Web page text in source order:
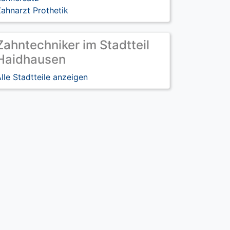
Prothetik
im Stadtteil
Stadtteile anzeigen